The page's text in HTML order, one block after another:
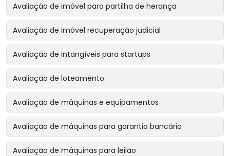
Avaliação de imóvel para partilha de herança
Avaliação de imóvel recuperação judicial
Avaliação de intangíveis para startups
Avaliação de loteamento
Avaliação de máquinas e equipamentos
Avaliação de máquinas para garantia bancária
Avaliação de máquinas para leilão